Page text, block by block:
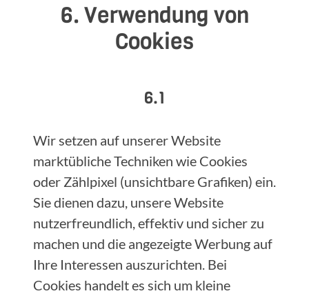
6. Verwendung von
Cookies
6.1
Wir setzen auf unserer Website
marktübliche Techniken wie Cookies
oder Zählpixel (unsichtbare Grafiken) ein.
Sie dienen dazu, unsere Website
nutzerfreundlich, effektiv und sicher zu
machen und die angezeigte Werbung auf
Ihre Interessen auszurichten. Bei
Cookies handelt es sich um kleine